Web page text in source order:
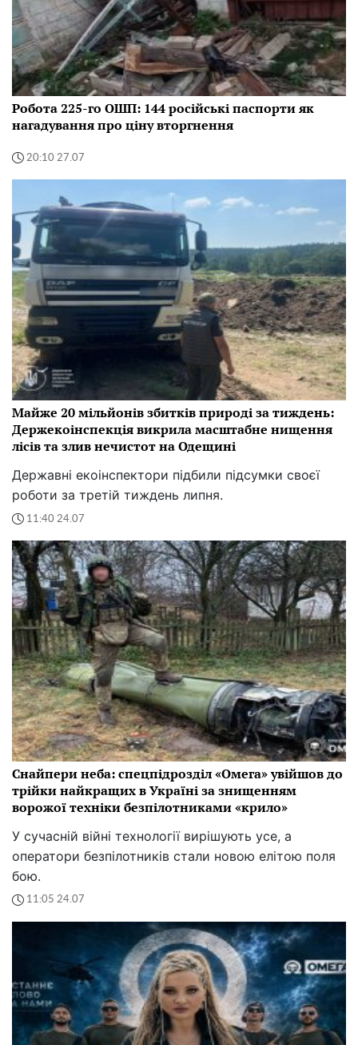
Робота 225-го ОШП: 144 російські паспорти як
нагадування про ціну вторгнення
20:10 27.07
Майже 20 мільйонів збитків природі за тиждень:
Держекоінспекція викрила масштабне нищення
лісів та злив нечистот на Одещині
Державні екоінспектори підбили підсумки своєї
роботи за третій тиждень липня.
11:40 24.07
Снайпери неба: спецпідрозділ «Омега» увійшов до
трійки найкращих в Україні за знищенням
ворожої техніки безпілотниками «крило»
У сучасній війні технології вирішують усе, а
оператори безпілотників стали новою елітою поля
бою.
11:05 24.07